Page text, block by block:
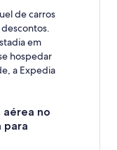
de carros
em
hospedar
a Expedia
aérea no
para